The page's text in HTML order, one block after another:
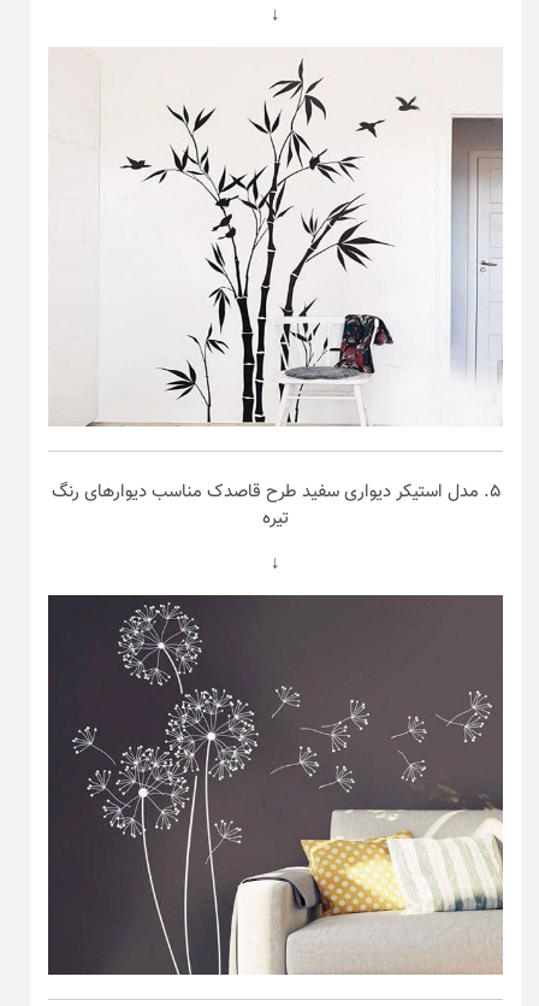
↓
۵. مدل استیکر دیواری سفید طرح قاصدک مناسب دیوار‌های رنگ
تیره
↓